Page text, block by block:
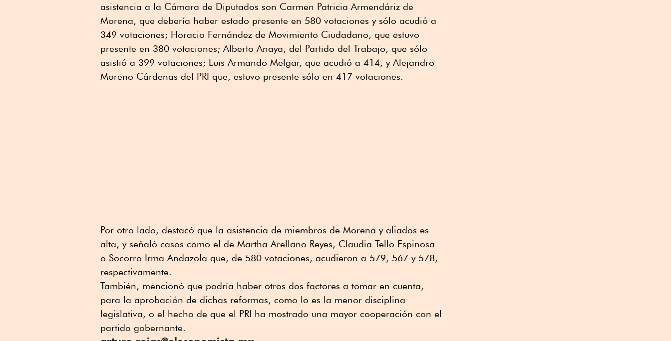
asistencia a la Cámara de Diputados son Carmen Patricia Armendáriz de
Morena, que debería haber estado presente en 580 votaciones y sólo acudió a
349 votaciones; Horacio Fernández de Movimiento Ciudadano, que estuvo
presente en 380 votaciones; Alberto Anaya, del Partido del Trabajo, que sólo
asistió a 399 votaciones; Luis Armando Melgar, que acudió a 414, y Alejandro
Moreno Cárdenas del PRI que, estuvo presente sólo en 417 votaciones.
Por otro lado, destacó que la asistencia de miembros de Morena y aliados es
alta, y señaló casos como el de Martha Arellano Reyes, Claudia Tello Espinosa
o Socorro Irma Andazola que, de 580 votaciones, acudieron a 579, 567 y 578,
respectivamente.
También, mencionó que podría haber otros dos factores a tomar en cuenta,
para la aprobación de dichas reformas, como lo es la menor disciplina
legislativa, o el hecho de que el PRI ha mostrado una mayor cooperación con el
partido gobernante.